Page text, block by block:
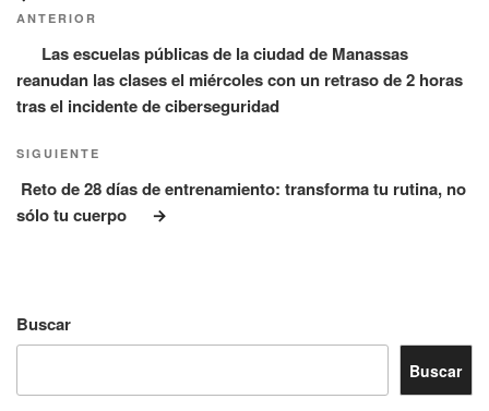
de
entradas
anterior:
ANTERIOR
Las escuelas públicas de la ciudad de Manassas
reanudan las clases el miércoles con un retraso de 2 horas
tras el incidente de ciberseguridad
Siguiente
entrada
SIGUIENTE
Reto de 28 días de entrenamiento: transforma tu rutina, no
sólo tu cuerpo
Buscar
Buscar